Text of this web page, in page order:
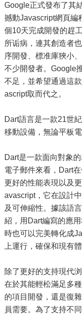
Google正式發布了其
撼動Javascript網頁編
個10天完成開發的趕
所诟病，連其創造者
序開發、標准庫狹小
不少開發者。Google
不足，並希望通過這
ascript取而代之。
Dart語言是一款21世
移動設備，無論平板
Dart是一款面向對象
電子郵件來看，Dart
更好的性能表現以及
avascript，它在設計
及可伸縮性。據該語
紹，用Dart編寫的應
時也可以完美轉化成
上運行，確保和現有
除了更好的支持現代
在於其能輕松滿足多
的項目開發，還是復
員需要。為了支持不